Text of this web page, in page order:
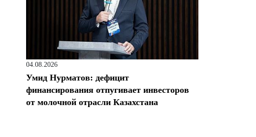
04.08.2026
Умид Нурматов: дефицит
финансирования отпугивает инвесторов
от молочной отрасли Казахстана